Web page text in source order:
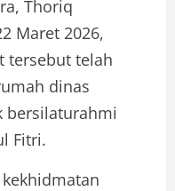
Thoriq
Maret 2026,
tersebut telah
dinas
bersilaturahmi
Fitri.